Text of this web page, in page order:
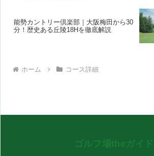
能勢カントリー倶楽部｜大阪梅田から30
分！歴史ある丘陵18Hを徹底解説
ホーム コース詳細
ゴルフ場theガイド